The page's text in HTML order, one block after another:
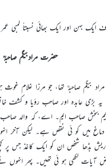
بہن اور ایک بھائی نسبتاً
حضرت مرادبیگم صاحبہؒ
صاحبہؒ تھا، جو مرزا غلام غوث
یہ بڑی عابدہ اور صاحب روٴیا و
بخش صاحب ایم۔ اے، کہ والد
کو ئی نقص ہے۔ لیکن آخر
ریش بڈھا شخص ان کو ایک کاغذ جس
آیات لکھی ہو ئی تھیں۔ پھر